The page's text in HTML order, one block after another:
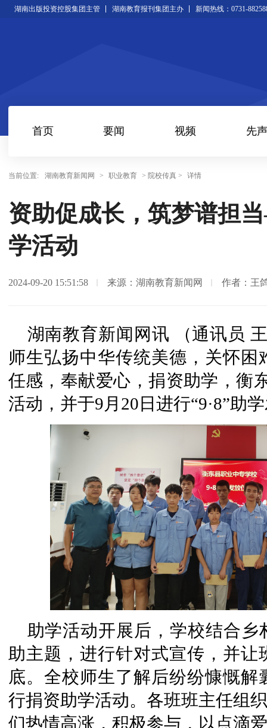
湖南出版投资控股集团主管 湖南教育报刊集团主办 新闻热线：0731-
首页 要闻 视频 先声
当前位置: 湖南教育新闻网 > 职业教育 > 院校传真 > 详情
资助促成长，筑梦谱担
学活动
2024-09-20 15:51:58 来源：湖南教育新闻网 作者：王
湖南教育新闻网讯 （通讯员
师生弘扬中华传统美德，关怀
任感，奉献爱心，捐资助学，衡
活动，并于9月20日进行“9·8”助
助学活动开展后，学校结合
助主题，进行针对式宣传，并
底。全校师生了解后纷纷慷慨
行捐资助学活动。各班班主任组
们热情高涨，积极参与，以点滴